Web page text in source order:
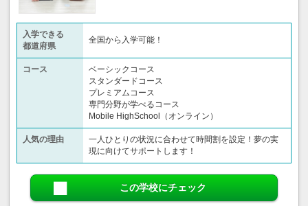
入学できる
都道府県
全国から入学可能！
コース
ベーシックコース
スタンダードコース
プレミアムコース
専門分野が学べるコース
Mobile HighSchool（オンライン）
人気の理由
一人ひとりの状況に合わせて時間割を設定！夢の実
現に向けてサポートします！
この学校にチェック